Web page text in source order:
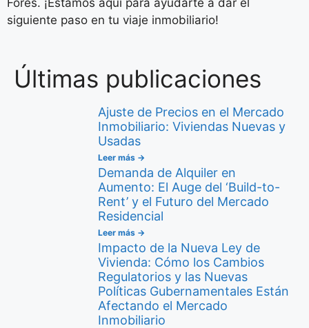
siguiente paso en tu viaje inmobiliario!
Últimas publicaciones
Ajuste de Precios en el Mercado
Inmobiliario: Viviendas Nuevas y
Usadas
Leer más →
Demanda de Alquiler en
Aumento: El Auge del ‘Build-to-
Rent’ y el Futuro del Mercado
Residencial
Leer más →
Impacto de la Nueva Ley de
Vivienda: Cómo los Cambios
Regulatorios y las Nuevas
Políticas Gubernamentales Están
Afectando el Mercado
Inmobiliario